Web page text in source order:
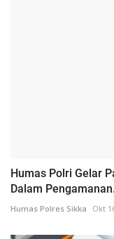
Humas Polri Gelar
Dalam
Humas Polres Sikka Okt